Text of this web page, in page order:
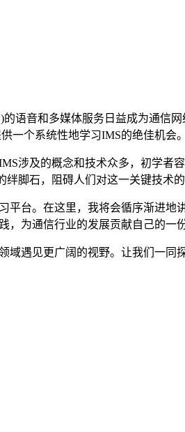
语音和多媒体服务日益成为通信
一个系统性地学习IMS的绝佳机会。
涉及的概念和技术众多，初学者
脚石，阻碍人们对这一关键技术的
台。在这里，我将会循序渐进地
为通信行业的发展贡献自己的一份
遇见更广阔的视野。让我们一同